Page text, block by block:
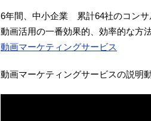
6年間、中小企業 累計64社のコンサ
動画活用の一番効果的、効率的な方
動画マーケティングサービス
動画マーケティングサービスの説明